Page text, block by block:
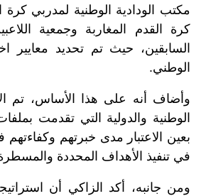
مكتب الودادية الوطنية لمدربي كرة
كرة القدم المغاربة وجمعية
السابقين، حيث تم تحديد معايير
الوطني.
وأضاف أنه على هذا الأساس، تم
الوطنية والدولية التي تقدمت
بعين الاعتبار مدى خبرتهم
في تنفيذ الأهداف المحددة
ومن جانبه، أكد الزاكي أن